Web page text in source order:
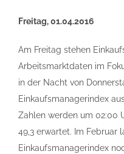
Freitag, 01.04.2016
Am Freitag stehen
Arbeitsmarktdaten im
in der Nacht von
Einkaufsmanagerindex
Zahlen werden um 02:00
49,3 erwartet. Im Februar
Einkaufsmanagerindex